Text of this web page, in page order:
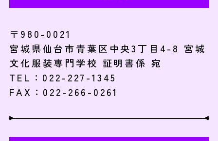
〒980-0021
宮城県仙台市青葉区中央3丁目4-8 宮城
文化服装専門学校 証明書係 宛
TEL：022-227-1345
FAX：022-266-0261